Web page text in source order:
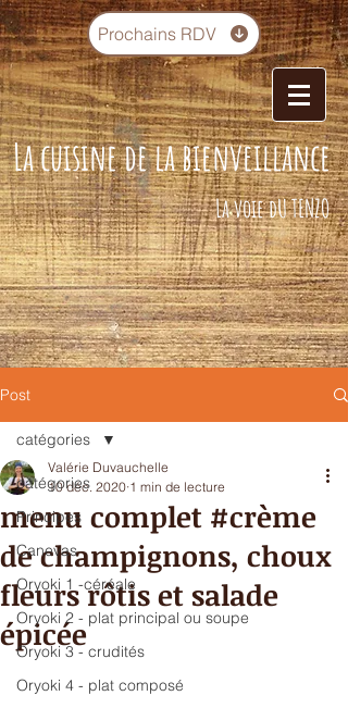
Prochains RDV
La cuisine de la bienveillance
La voie dU TENZO
Post
catégories
Principes
Canevas
Oryoki 1 -céréale
Oryoki 2 - plat principal ou soupe
Oryoki 3 - crudités
Oryoki 4 - plat composé
catégories
menu complet #crème
de champignons, choux
fleurs rôtis et salade
épicée
Valérie Duvauchelle
10 déc. 2020 1 min de lecture